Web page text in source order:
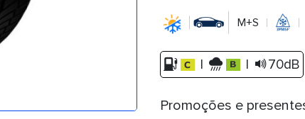
M+S
| | 70dB
Promoções e